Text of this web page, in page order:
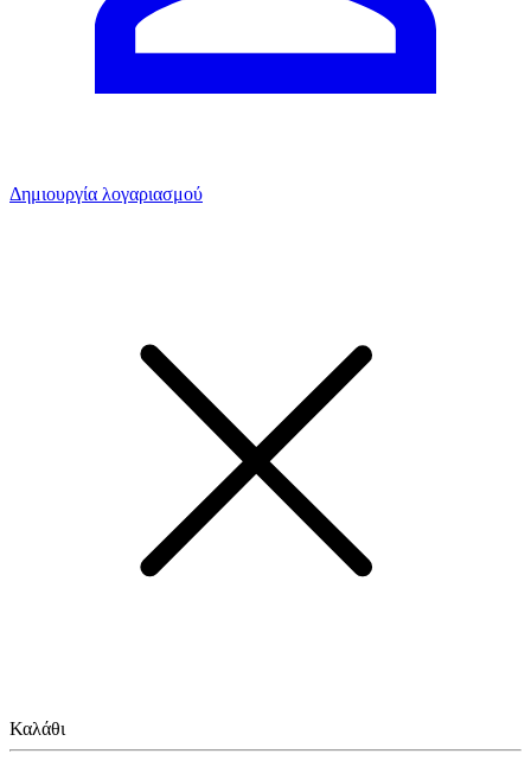
Δημιουργία λογαριασμού
Καλάθι